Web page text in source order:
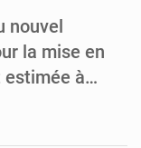
nouvel
la mise en
estimée à…